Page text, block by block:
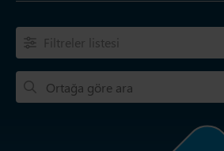
Filtreler listesi